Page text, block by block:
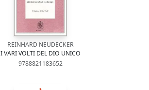
REINHARD NEUDECKER
I VARI VOLTI DEL DIO UNICO
9788821183652